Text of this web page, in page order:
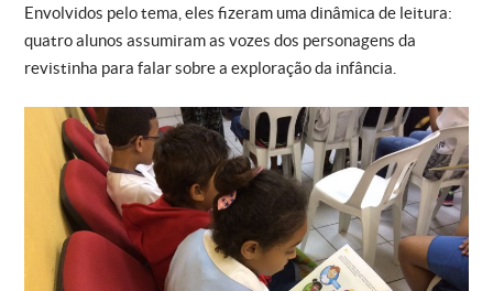
Envolvidos pelo tema, eles fizeram uma dinâmica de leitura:
quatro alunos assumiram as vozes dos personagens da
revistinha para falar sobre a exploração da infância.